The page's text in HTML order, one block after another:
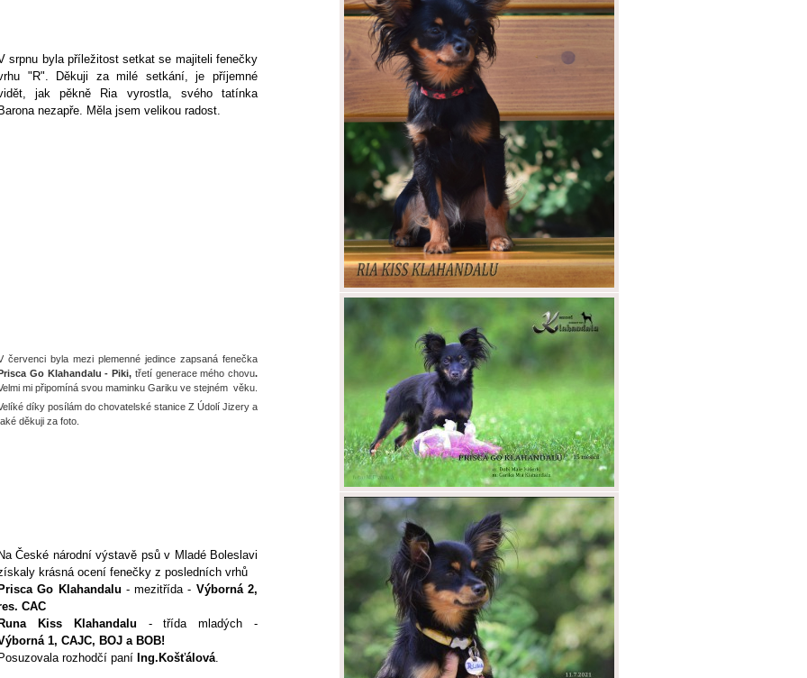
srpnu byla příležitost setkat se majiteli fenečky
"R". Děkuji za milé setkání, je příjemné
jak pěkně Ria vyrostla, svého tatínka
Barona nezapře. Měla jsem velikou radost.
červenci byla mezi plemenné jedince zapsaná fenečka
Go Klahandalu - Piki, třetí generace mého chovu.
mi připomíná svou maminku Gariku ve stejném věku.
díky posílám do chovatelské stanice Z Údolí Jizery a
děkuji za foto.
Na České národní výstavě psů v Mladé Boleslavi
krásná ocení fenečky z posledních vrhů
Prisca Go Klahandalu - mezitřída - Výborná 2,
CAC
Runa Kiss Klahandalu - třída mladých -
1, CAJC, BOJ a BOB!
Posuzovala rozhodčí paní Ing.Košťálová.